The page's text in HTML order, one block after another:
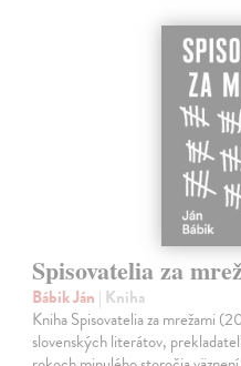
Spisovatelia za
Bábik Ján | Kniha
Kniha Spisovatelia za mrežami
slovenských literátov,